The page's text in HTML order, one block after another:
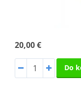
20,00 €
Do